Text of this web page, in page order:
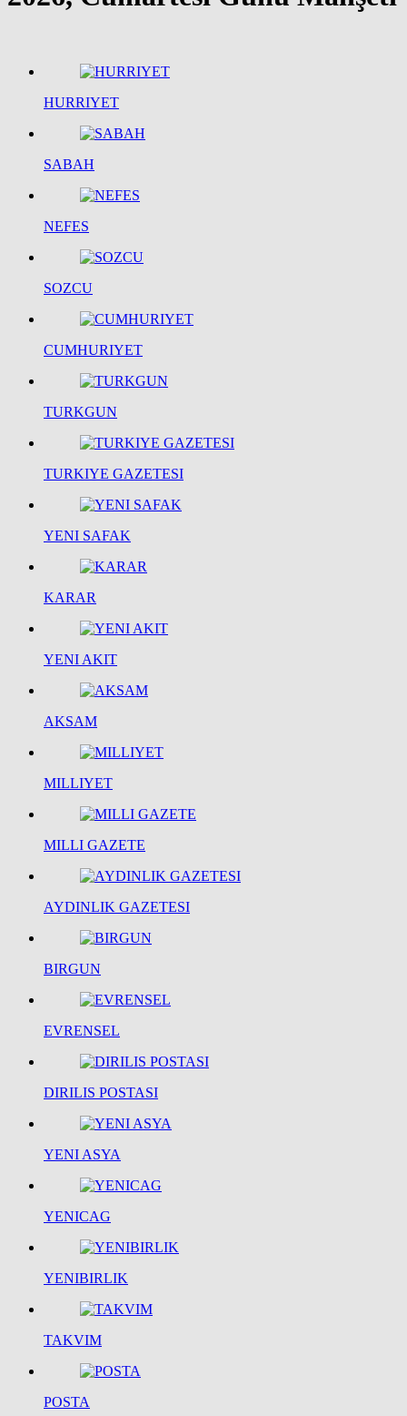
HURRIYET
SABAH
NEFES
SOZCU
CUMHURIYET
TURKGUN
TURKIYE GAZETESI
YENI SAFAK
KARAR
YENI AKIT
AKSAM
MILLIYET
MILLI GAZETE
AYDINLIK GAZETESI
BIRGUN
EVRENSEL
DIRILIS POSTASI
YENI ASYA
YENICAG
YENIBIRLIK
TAKVIM
POSTA